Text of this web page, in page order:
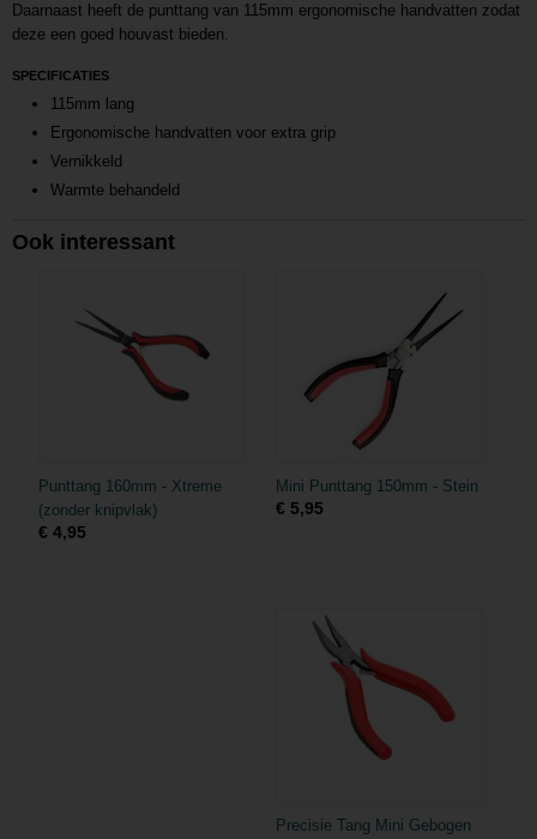
Daarnaast heeft de punttang van 115mm ergonomische handvatten zodat
deze een goed houvast bieden.
SPECIFICATIES
115mm lang
Ergonomische handvatten voor extra grip
Vernikkeld
Warmte behandeld
Ook interessant
Punttang 160mm - Xtreme
(zonder knipvlak)
€ 4,95
Mini Punttang 150mm - Stein
€ 5,95
Precisie Tang Mini Gebogen